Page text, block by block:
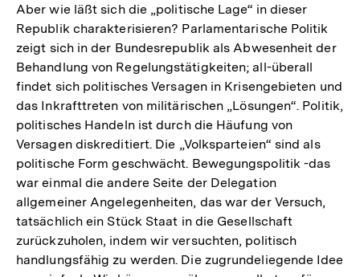
Aber wie läßt sich die „politische Lage“ in dieser
Republik charakterisieren? Parlamentarische Politik
zeigt sich in der Bundesrepublik als Abwesenheit der
Behandlung von Regelungstätigkeiten; all-überall
findet sich politisches Versagen in Krisengebieten und
das Inkrafttreten von militärischen „Lösungen“. Politik,
politisches Handeln ist durch die Häufung von
Versagen diskreditiert. Die „Volksparteien“ sind als
politische Form geschwächt. Bewegungspolitik -das
war einmal die andere Seite der Delegation
allgemeiner Angelegenheiten, das war der Versuch,
tatsächlich ein Stück Staat in die Gesellschaft
zurückzuholen, indem wir versuchten, politisch
handlungsfähig zu werden. Die zugrundeliegende Idee